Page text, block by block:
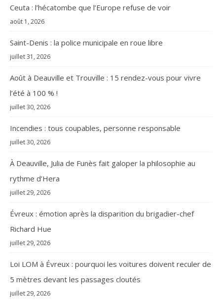
Ceuta : l’hécatombe que l’Europe refuse de voir
août 1, 2026
Saint-Denis : la police municipale en roue libre
juillet 31, 2026
Août à Deauville et Trouville : 15 rendez-vous pour vivre
l’été à 100 % !
juillet 30, 2026
Incendies : tous coupables, personne responsable
juillet 30, 2026
À Deauville, Julia de Funès fait galoper la philosophie au
rythme d’Hera
juillet 29, 2026
Évreux : émotion après la disparition du brigadier-chef
Richard Hue
juillet 29, 2026
Loi LOM à Évreux : pourquoi les voitures doivent reculer de
5 mètres devant les passages cloutés
juillet 29, 2026